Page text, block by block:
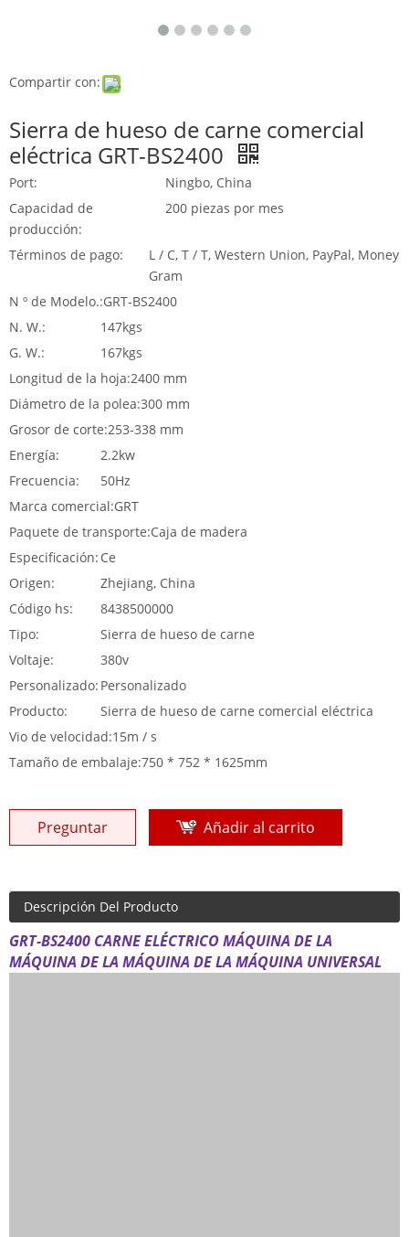
Compartir con:
Sierra de hueso de carne comercial
eléctrica GRT-BS2400
Port:
Ningbo, China
Capacidad de
producción:
200 piezas por mes
Términos de pago:
L / C, T / T, Western Union, PayPal, Money
Gram
N º de Modelo.:GRT-BS2400
N. W.:
147kgs
G. W.:
167kgs
Longitud de la hoja:2400 mm
Diámetro de la polea:300 mm
Grosor de corte:253-338 mm
Energía:
2.2kw
Frecuencia:
50Hz
Marca comercial:GRT
Paquete de transporte:Caja de madera
Especificación: Ce
Origen:
Zhejiang, China
Código hs:
8438500000
Tipo:
Sierra de hueso de carne
Voltaje:
380v
Personalizado: Personalizado
Producto:
Sierra de hueso de carne comercial eléctrica
Vio de velocidad:15m / s
Tamaño de embalaje:750 * 752 * 1625mm
Preguntar Añadir al carrito
Descripción Del Producto
GRT-BS2400 CARNE ELÉCTRICO MÁQUINA DE LA
MÁQUINA DE LA MÁQUINA DE LA MÁQUINA UNIVERSAL